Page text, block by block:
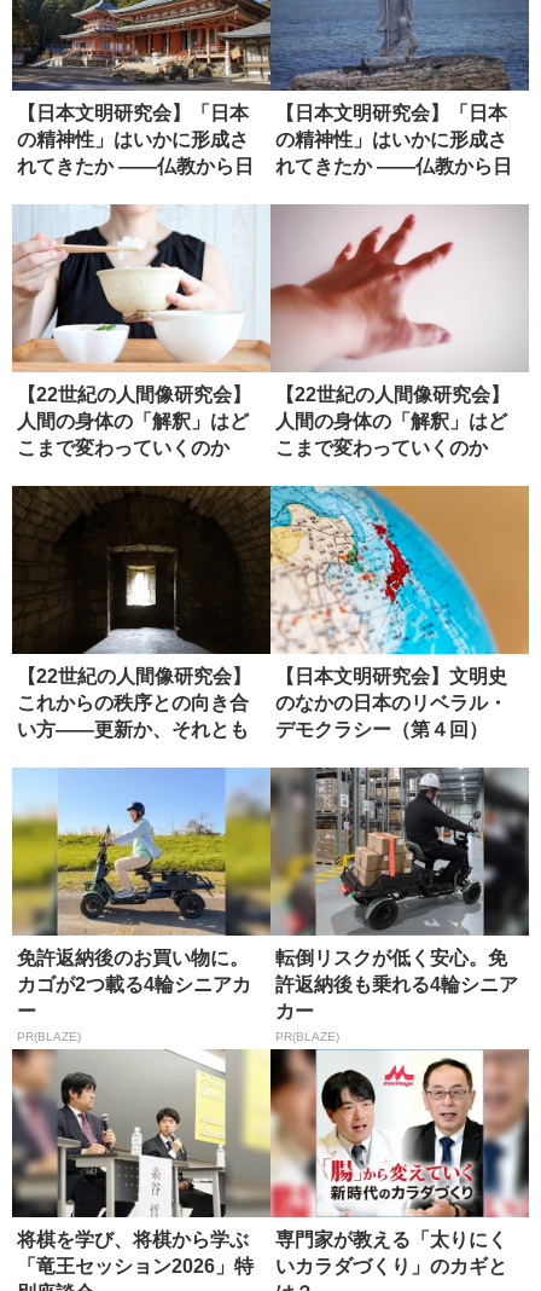
【日本文明研究会】「日本
の精神性」はいかに形成さ
れてきたか ――仏教から日
【日本文明研究会】「日本
の精神性」はいかに形成さ
れてきたか ――仏教から日
【22世紀の人間像研究会】
人間の身体の「解釈」はど
こまで変わっていくのか
【22世紀の人間像研究会】
人間の身体の「解釈」はど
こまで変わっていくのか
【22世紀の人間像研究会】
これからの秩序との向き合
い方――更新か、それとも
【日本文明研究会】文明史
のなかの日本のリベラル・
デモクラシー（第４回）
免許返納後のお買い物に。
カゴが2つ載る4輪シニアカ
ー
PR(BLAZE)
転倒リスクが低く安心。免
許返納後も乗れる4輪シニア
カー
PR(BLAZE)
将棋を学び、将棋から学ぶ
「竜王セッション2026」特
専門家が教える「太りにく
いカラダづくり」のカギと